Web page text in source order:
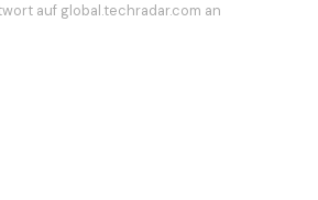
auf global.techradar.com an